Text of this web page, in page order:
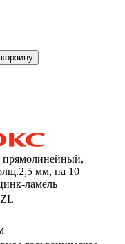
мм, на 10
ламель